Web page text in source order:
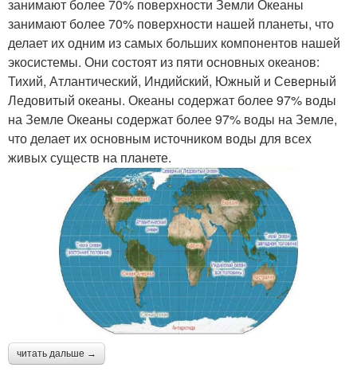
занимают более 70% поверхности Земли Океаны
занимают более 70% поверхности нашей планеты, что
делает их одним из самых больших компонентов нашей
экосистемы. Они состоят из пяти основных океанов:
Тихий, Атлантический, Индийский, Южный и Северный
Ледовитый океаны. Океаны содержат более 97% воды
на Земле Океаны содержат более 97% воды на Земле,
что делает их основным источником воды для всех
живых существ на планете.
читать дальше →